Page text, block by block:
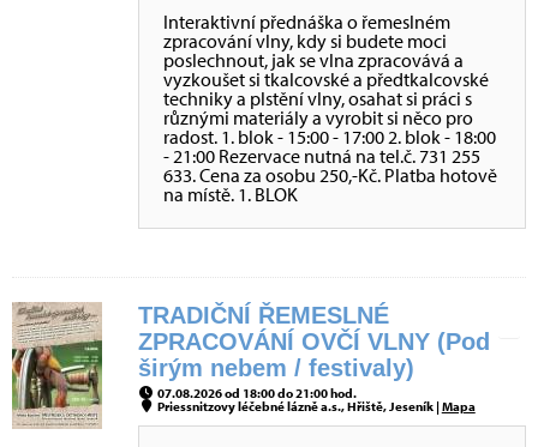
Interaktivní přednáška o řemeslném
zpracování vlny, kdy si budete moci
poslechnout, jak se vlna zpracovává a
vyzkoušet si tkalcovské a předtkalcovské
techniky a plstění vlny, osahat si práci s
různými materiály a vyrobit si něco pro
radost. 1. blok - 15:00 - 17:00 2. blok - 18:00
- 21:00 Rezervace nutná na tel.č. 731 255
633. Cena za osobu 250,-Kč. Platba hotově
na místě. 1. BLOK
TRADIČNÍ ŘEMESLNÉ
ZPRACOVÁNÍ OVČÍ VLNY (Pod
širým nebem / festivaly)
07.08.2026 od 18:00 do 21:00 hod.
Priessnitzovy léčebné lázně a.s., Hřiště, Jeseník |Mapa